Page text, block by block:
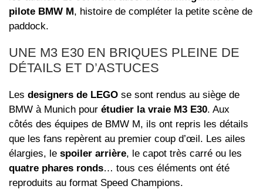
pilote BMW M , histoire de compléter la petite scène de
paddock.
UNE M3 E30 EN BRIQUES PLEINE DE
DÉTAILS ET D’ASTUCES
Les designers de LEGO se sont rendus au siège de
BMW à Munich pour étudier la vraie M3 E30. Aux
côtés des équipes de BMW M, ils ont repris les détails
que les fans repèrent au premier coup d’œil. Les ailes
élargies, le spoiler arrière, le capot très carré ou les
quatre phares ronds… tous ces éléments ont été
reproduits au format Speed Champions.